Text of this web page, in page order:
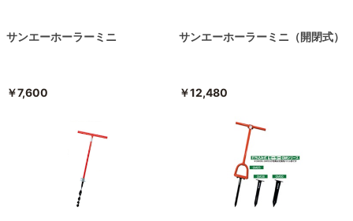
サンエーホーラーミニ
￥7,600
サンエーホーラーミニ（開閉式）
￥12,480